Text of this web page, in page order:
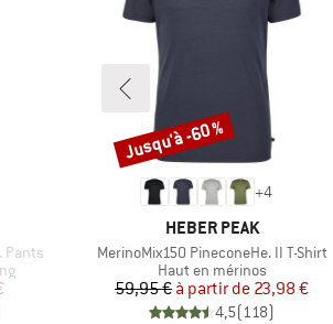
Pants
+4
MARQUE
HEBER PEAK
Article
MerinoMix150 PineconeHe. II T-Shirt
Product group
Haut en mérinos
Prix
59,95 € Prix réduit
à partir de 23,98 €
4,5(118)
Remise
Jusqu'à -60 %